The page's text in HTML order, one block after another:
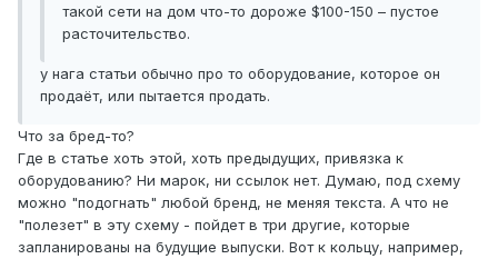
такой сети на дом что-то дороже $100-150 – пустое
расточительство.
у нага статьи обычно про то оборудование, которое он
продаёт, или пытается продать.
Что за бред-то?
Где в статье хоть этой, хоть предыдущих, привязка к
оборудованию? Ни марок, ни ссылок нет. Думаю, под схему
можно "подогнать" любой бренд, не меняя текста. А что не
"полезет" в эту схему - пойдет в три другие, которые
запланированы на будущие выпуски. Вот к кольцу, например,